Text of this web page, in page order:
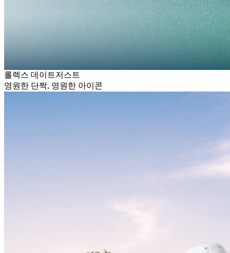
롤렉스 데이트저스트
영원한 단짝, 영원한 아이콘